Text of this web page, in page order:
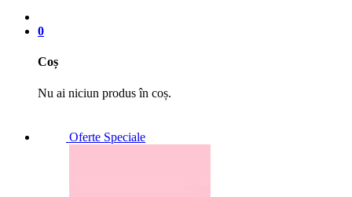
0
Coș
Nu ai niciun produs în coș.
Oferte Speciale